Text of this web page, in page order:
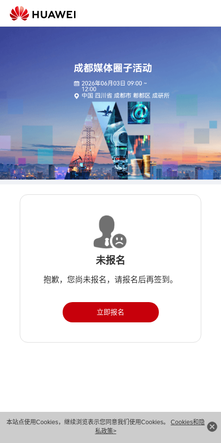
本站点使用Cookies，继续浏览表示您同意我们使用Cookies。 Cookies和隐
私政策>
未报名
抱歉，您尚未报名，请报名后再签到。
立即报名
版权所有 © 华为技术有限公司 1998-2026。 保留一切权利。粤A2-20044005号
隐私保护
法律声明